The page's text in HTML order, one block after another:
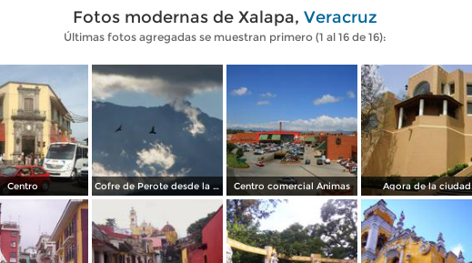
Fotos modernas de Xalapa, Veracruz
Últimas fotos agregadas se muestran primero (1 al 16 de 16):
Centro Cofre de Perote desde la unidad habitacional Fovisste de Xalapa Centro comercial Ánimas Agora de la ciudad